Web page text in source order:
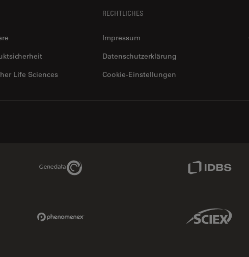
Life Sciences
RECHTLICHES
Impressum
Datenschutzerklärung
Cookie-Einstellungen
Genedata Link
Sciex Link